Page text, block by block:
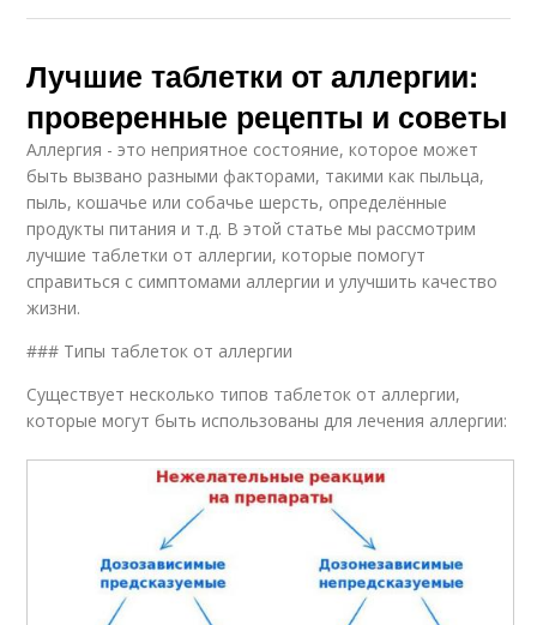
Лучшие таблетки от аллергии:
проверенные рецепты и советы
Аллергия - это неприятное состояние, которое может
быть вызвано разными факторами, такими как пыльца,
пыль, кошачье или собачье шерсть, определённые
продукты питания и т.д. В этой статье мы рассмотрим
лучшие таблетки от аллергии, которые помогут
справиться с симптомами аллергии и улучшить качество
жизни.
### Типы таблеток от аллергии
Существует несколько типов таблеток от аллергии,
которые могут быть использованы для лечения аллергии: